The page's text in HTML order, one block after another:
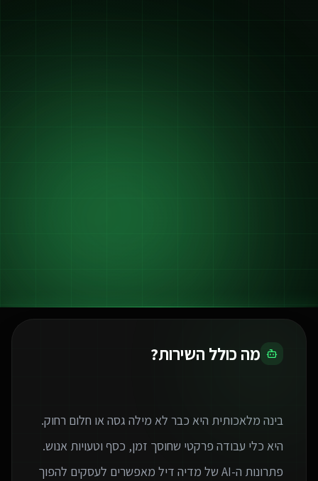
מה כולל השירות?
בינה מלאכותית היא כבר לא מילה גסה או חלום רחוק.
פתרונות ה-AI של מדיה דיל מאפשרים לעסקים להפוך